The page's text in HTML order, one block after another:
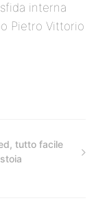
interna
Pietro Vittorio
tutto facile